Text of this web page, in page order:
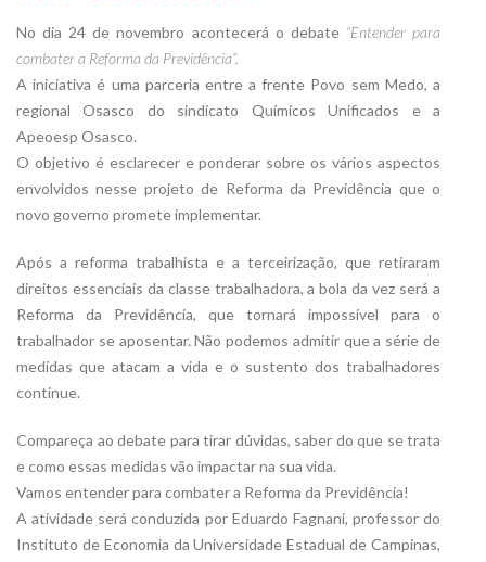
No dia 24 de novembro acontecerá o debate “Entender para
combater a Reforma da Previdência”.
A iniciativa é uma parceria entre a frente Povo sem Medo, a
regional Osasco do sindicato Químicos Unificados e a
Apeoesp Osasco.
O objetivo é esclarecer e ponderar sobre os vários aspectos
envolvidos nesse projeto de Reforma da Previdência que o
novo governo promete implementar.
Após a reforma trabalhista e a terceirização, que retiraram
direitos essenciais da classe trabalhadora, a bola da vez será a
Reforma da Previdência, que tornará impossível para o
trabalhador se aposentar. Não podemos admitir que a série de
medidas que atacam a vida e o sustento dos trabalhadores
continue.
Compareça ao debate para tirar dúvidas, saber do que se trata
e como essas medidas vão impactar na sua vida.
Vamos entender para combater a Reforma da Previdência!
A atividade será conduzida por Eduardo Fagnani, professor do
Instituto de Economia da Universidade Estadual de Campinas,